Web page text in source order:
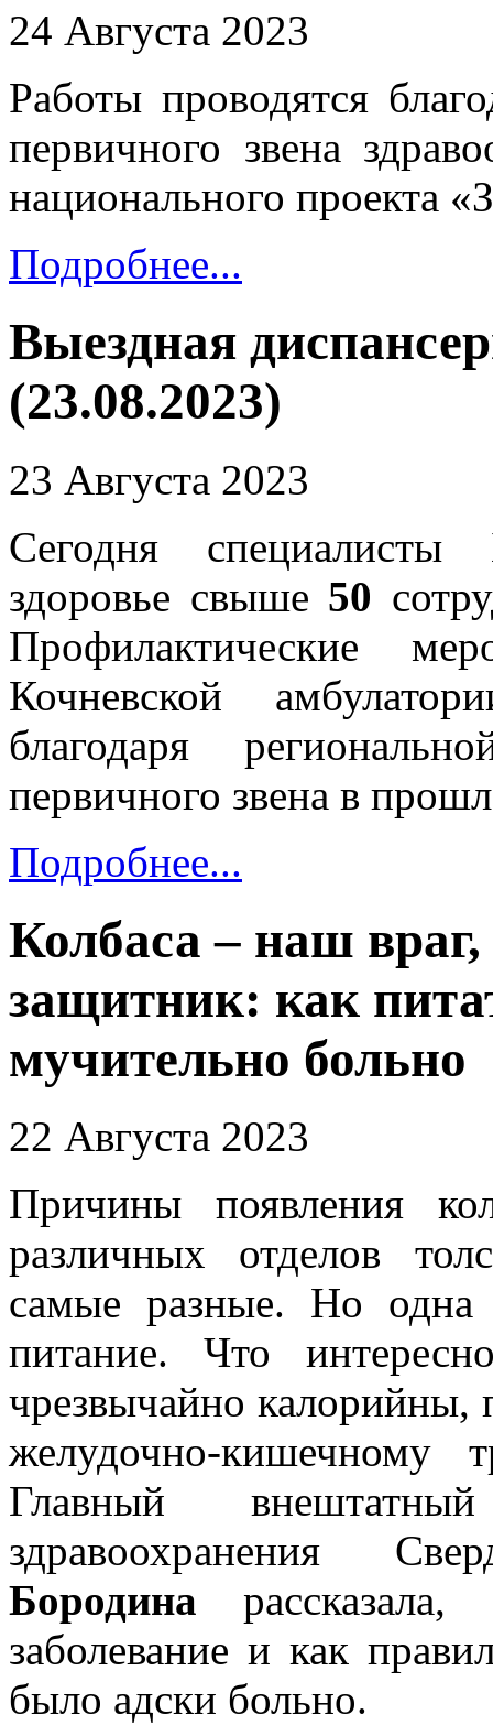
24 Августа 2023
Работы проводятся
первичного звена
национального проекта
Подробнее...
Выездная
(23.08.2023)
23 Августа 2023
Сегодня
здоровье свыше 50
Профилактические
Кочневской
благодаря
первичного звена в
Подробнее...
Колбаса – наш враг,
защитник: как
мучительно больно
22 Августа 2023
Причины появления
различных отделов
самые разные. Но одна
питание. Что
чрезвычайно калорийны,
желудочно-
Главный
здравоохранения
Бородина рассказала,
заболевание и как
было адски больно.